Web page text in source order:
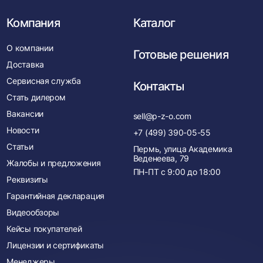
Компания
О компании
Доставка
Сервисная служба
Стать дилером
Вакансии
Новости
Статьи
Жалобы и предложения
Реквизиты
Гарантийная декларация
Видеообзоры
Кейсы покупателей
Лицензии и сертификаты
Каталог
Готовые решения
Контакты
sell@p-z-o.com
+7 (499) 390-05-55
Пермь, улица Академика
Веденеева, 79
ПН-ПТ с 9:00 до 18:00